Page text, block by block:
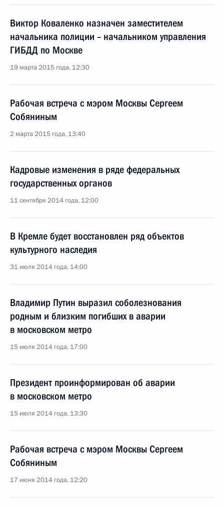
Виктор Коваленко назначен заместителем
начальника полиции – начальником управления
ГИБДД по Москве
19 марта 2015 года, 12:30
Рабочая встреча с мэром Москвы Сергеем
Собяниным
2 марта 2015 года, 13:40
Кадровые изменения в ряде федеральных
государственных органов
11 сентября 2014 года, 12:00
В Кремле будет восстановлен ряд объектов
культурного наследия
31 июля 2014 года, 14:00
Владимир Путин выразил соболезнования
родным и близким погибших в аварии
в московском метро
15 июля 2014 года, 17:00
Президент проинформирован об аварии
в московском метро
15 июля 2014 года, 13:30
Рабочая встреча с мэром Москвы Сергеем
Собяниным
17 июня 2014 года, 12:20